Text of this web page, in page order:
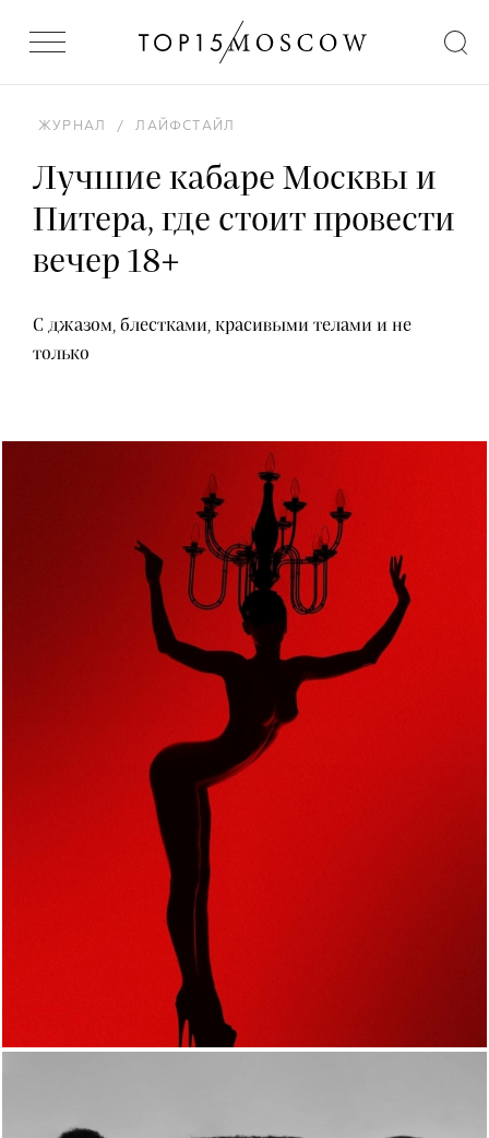
ЖУРНАЛ / ЛАЙФСТАЙЛ
Лучшие кабаре Москвы и
Питера, где стоит провести
вечер 18+
С джазом, блестками, красивыми телами и не
только